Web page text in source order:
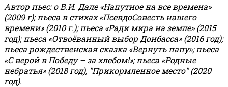
Автор пьес: о В.И. Дале «Напутное на все времена»
(2009 г); пьеса в стихах «ПсевдоСовесть нашего
времени» (2010 г.); пьеса «Ради мира на земле» (2015
год); пьеса «Отвоёванный выбор Донбасса» (2016 год);
пьеса рождественская сказка «Вернуть папу»; пьеса
«С верой в Победу – за хлебом!»;пьеса «Родные
небратья» (2018 год), "Прикормленное место" (2020
год).